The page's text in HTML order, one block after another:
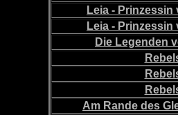
Leia - Prinzessin
Leia - Prinzessin
Die Legenden
Am Rande des